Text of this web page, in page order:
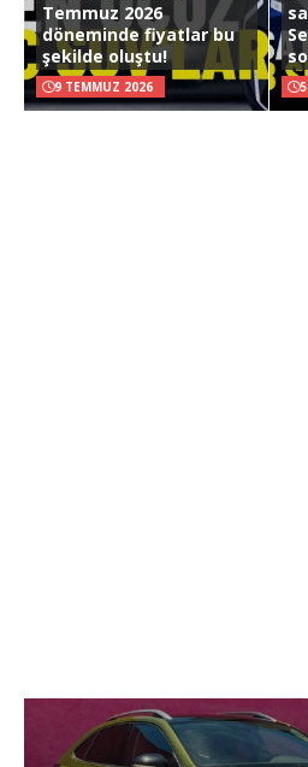
Temmuz 2026
döneminde fiyatlar bu
şekilde oluştu!
9 TEMMUZ 2026